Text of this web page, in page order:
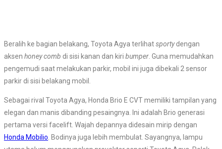
Beralih ke bagian belakang, Toyota Agya terlihatsportydengan
aksen honey comb di sisi kanan dan kiri bumper. Guna memudahkan
pengemudi saat melakukan parkir, mobil ini juga dibekali 2 sensor
parkir di sisi belakang mobil.
Sebagai rival Toyota Agya, Honda Brio E CVT memiliki tampilan yang
elegan dan manis dibanding pesaingnya. Ini adalah Brio generasi
pertama versi facelift. Wajah depannya didesain mirip dengan
Honda Mobilio. Bodinya juga lebih membulat. Sayangnya, lampu